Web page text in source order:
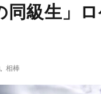
同級生」
相棒